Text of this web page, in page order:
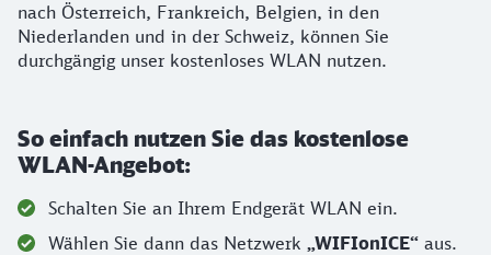
nach Österreich, Frankreich, Belgien, in den
Niederlanden und in der Schweiz, können Sie
durchgängig unser kostenloses WLAN nutzen.
So einfach nutzen Sie das kostenlose
WLAN-Angebot:
Schalten Sie an Ihrem Endgerät WLAN ein.
Wählen Sie dann das Netzwerk „WIFIonICE“ aus.